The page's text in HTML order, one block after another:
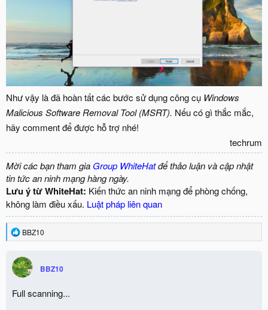
Như vậy là đã hoàn tất các bước sử dụng công cụ Windows
Malicious Software Removal Tool (MSRT). Nếu có gì thắc mắc,
hãy comment để được hỗ trợ nhé!
techrum​
Mời các bạn tham gia Group WhiteHatđể thảo luận và cập nhật
tin tức an ninh mạng hàng ngày.
Lưu ý từ WhiteHat: Kiến thức an ninh mạng để phòng chống,
không làm điều xấu. Luật pháp liên quan
R
e
c
t
i
o
n
BBZ10
BBZ10
Full scanning...